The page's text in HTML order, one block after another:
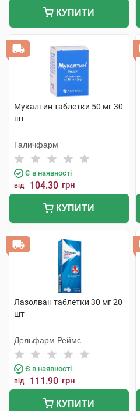
КУПИТИ
Мукалтин таблетки 50 мг 30
шт
Галичфарм
Є в наявності
від 104.30 грн
КУПИТИ
Лазолван таблетки 30 мг 20
шт
Дельфарм Реймс
Є в наявності
від 111.90 грн
КУПИТИ